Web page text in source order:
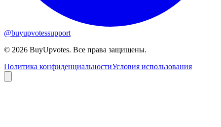
@buyupvotessupport
© 2026 BuyUpvotes. Все права защищены.
Политика конфиденциальностиУсловия использования